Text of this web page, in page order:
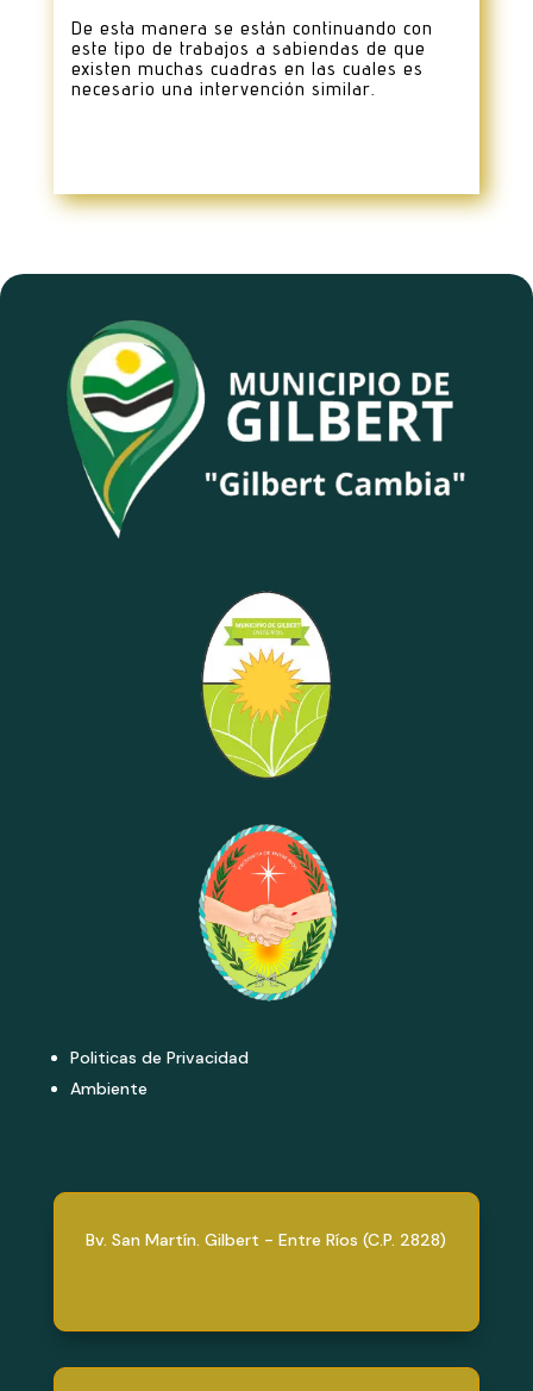
De esta manera se están continuando con
este tipo de trabajos a sabiendas de que
existen muchas cuadras en las cuales es
necesario una intervención similar.
Politicas de Privacidad
Ambiente
Bv. San Martín. Gilbert - Entre Ríos (C.P. 2828)